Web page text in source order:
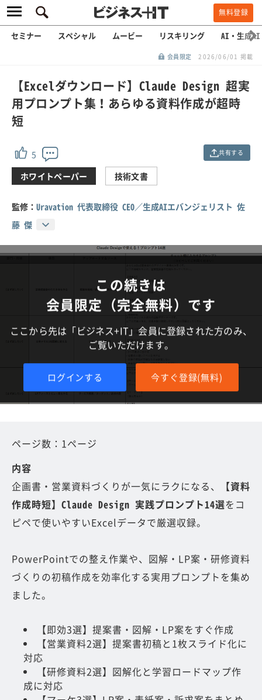
無料登録
セミナー スペシャル ムービー リスキリング AI・生成AI
会員限定 2026/06/01 掲載
【Excelダウンロード】Claude Design 超実
用プロンプト集！あらゆる資料作成が超時
短
5 共有する
ホワイトペーパー 技術文書
監修： Uravation 代表取締役 CEO／生成AIエバンジェリスト 佐
藤 傑
この続きは
会員限定（完全無料）です
ここから先は「ビジネス+IT」会員に登録された方のみ、
ご覧いただけます。
ログインする 今すぐ登録(無料)
ページ数：1ページ
内容
企画書・営業資料づくりが一気にラクになる、
【資料
作成時短】Claude Design 実践プロンプト14選をコ
ピペで使いやすいExcelデータで厳選収録。
PowerPointでの整え作業や、図解・LP案・研修資料
づくりの初稿作成を効率化する実用プロンプトを集め
ました。
【即効3選】提案書・図解・LP案をすぐ作成
【営業資料2選】提案書初稿と1枚スライド化に
対応
【研修資料2選】図解化と学習ロードマップ作
成に対応